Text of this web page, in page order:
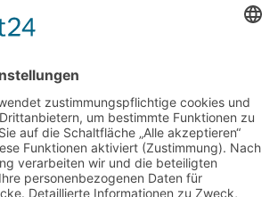
Kompetenzpartner
Nord